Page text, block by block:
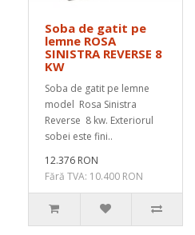
Soba de gatit pe
lemne ROSA
SINISTRA REVERSE 8
KW
Soba de gatit pe lemne
model Rosa Sinistra
Reverse 8 kw. Exteriorul
sobei este fini..
12.376 RON
Fără TVA: 10.400 RON